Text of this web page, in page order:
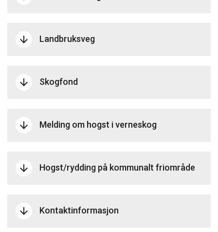
arrow_downward Landbruksveg
arrow_downward Skogfond
arrow_downward Melding om hogst i verneskog
arrow_downward Hogst/rydding på kommunalt friområde
arrow_downward Kontaktinformasjon